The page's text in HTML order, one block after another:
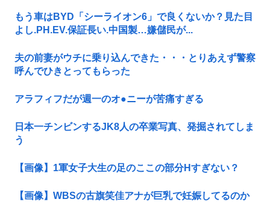
もう車はBYD「シーライオン6」で良くないか？見た目
よし.PH.EV.保証長い.中国製…嫌儲民が...
夫の前妻がウチに乗り込んできた・・・とりあえず警察
呼んでひきとってもらった
アラフィフだが週一のオ●ニーが苦痛すぎる
日本一チンビンするJK8人の卒業写真、発掘されてしま
う
【画像】1軍女子大生の足のここの部分Нすぎない？
【画像】WBSの古旗笑佳アナが巨乳で妊娠してるのか